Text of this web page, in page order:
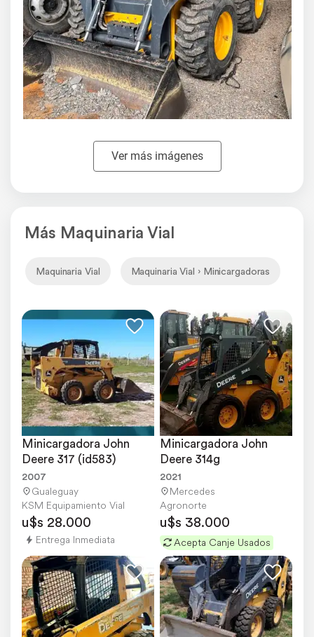
Ver más imágenes
Más Maquinaria Vial
Maquinaria Vial Maquinaria Vial › Minicargadoras
Minicargadora John
Deere 317 (id583)
2007
Gualeguay
KSM Equipamiento Vial
u$s 28.000
Entrega Inmediata
Minicargadora John
Deere 314g
2021
Mercedes
Agronorte
u$s 38.000
Acepta Canje Usados